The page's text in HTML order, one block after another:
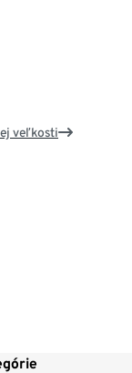
veľkosti